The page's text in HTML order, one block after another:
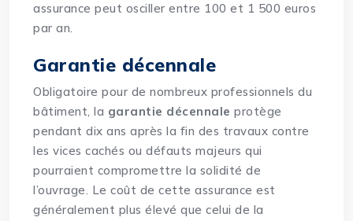
assurance peut osciller entre 100 et 1 500 euros
par an.
Garantie décennale
Obligatoire pour de nombreux professionnels du
bâtiment, la garantie décennale protège
pendant dix ans après la fin des travaux contre
les vices cachés ou défauts majeurs qui
pourraient compromettre la solidité de
l’ouvrage. Le coût de cette assurance est
généralement plus élevé que celui de la